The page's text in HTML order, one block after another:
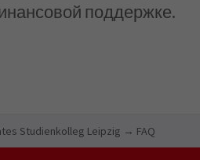
поддержке.
Studienkolleg Leipzig → FAQ